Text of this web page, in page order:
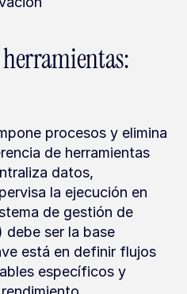
procesos y elimina
de herramientas
datos,
la ejecución en
de gestión de
debe ser la base
está en definir flujos
específicos y